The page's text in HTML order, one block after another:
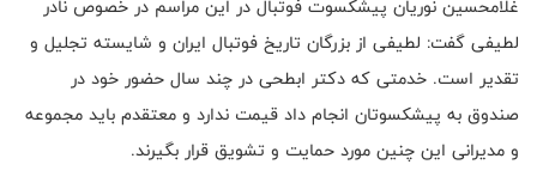
غلامحسین نوریان پیشکسوت فوتبال در این مراسم در خصوص نادر
لطیفی گفت: لطیفی از بزرگان تاریخ فوتبال ایران و شایسته تجلیل و
تقدیر است. خدمتی که دکتر ابطحی در چند سال حضور خود در
صندوق به پیشکسوتان انجام داد قیمت ندارد و معتقدم باید مجموعه
و مدیرانی این چنین مورد حمایت و تشویق قرار بگیرند.